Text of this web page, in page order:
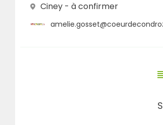
Ciney - à confirmer